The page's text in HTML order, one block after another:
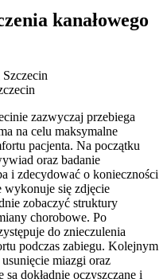
kanałowego
zazwyczaj przebiega
na celu maksymalne
pacjenta. Na początku
oraz badanie
i zdecydować o konieczności
wykonuje się zdjęcie
zobaczyć struktury
chorobowe. Po
do znieczulenia
podczas zabiegu. Kolejnym
miazgi oraz
dokładnie oczyszczane i